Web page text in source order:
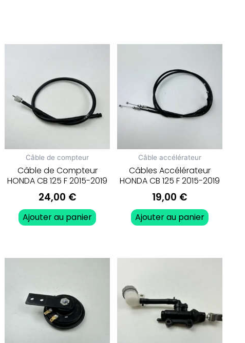
Câble de compteur
Câble de Compteur
HONDA CB 125 F 2015-2019
24,00 €
Ajouter au panier
Câble accélérateur
Câbles Accélérateur
HONDA CB 125 F 2015-2019
19,00 €
Ajouter au panier